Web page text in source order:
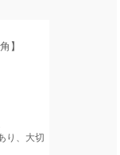
】
り、大切